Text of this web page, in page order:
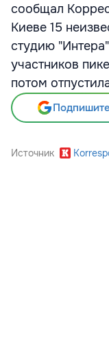
сообщал
Киеве 15
студию
участников
потом
Источник